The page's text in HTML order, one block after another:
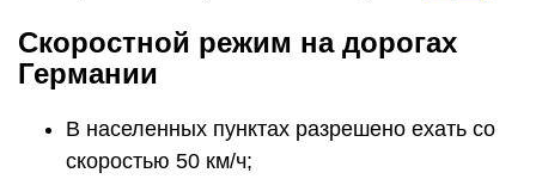
Скоростной режим на дорогах
Германии
В населенных пунктах разрешено ехать со
скоростью 50 км/ч;